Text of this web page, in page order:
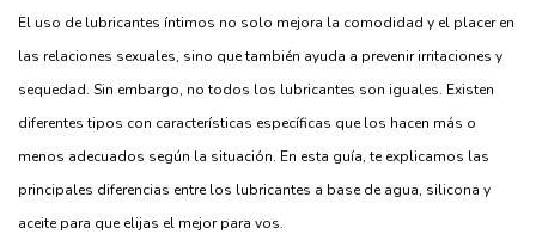
El uso de lubricantes íntimos no solo mejora la comodidad y el placer en
las relaciones sexuales, sino que también ayuda a prevenir irritaciones y
sequedad. Sin embargo, no todos los lubricantes son iguales. Existen
diferentes tipos con características específicas que los hacen más o
menos adecuados según la situación. En esta guía, te explicamos las
principales diferencias entre los lubricantes a base de agua, silicona y
aceite para que elijas el mejor para vos.